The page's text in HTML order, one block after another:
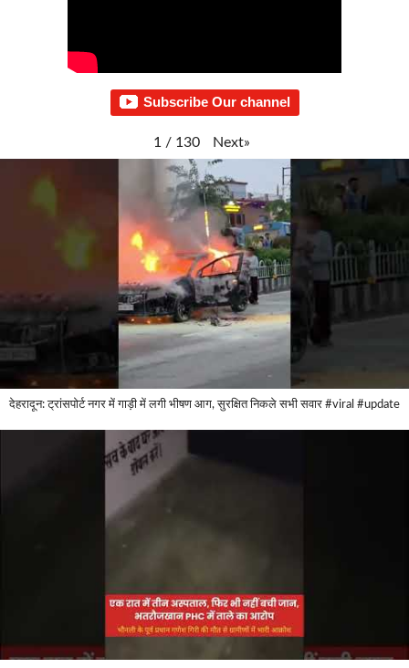
Subscribe Our channel
1 / 130 Next»
देहरादून: ट्रांसपोर्ट नगर में गाड़ी में लगी भीषण आग, सुरक्षित निकले सभी सवार #viral #update